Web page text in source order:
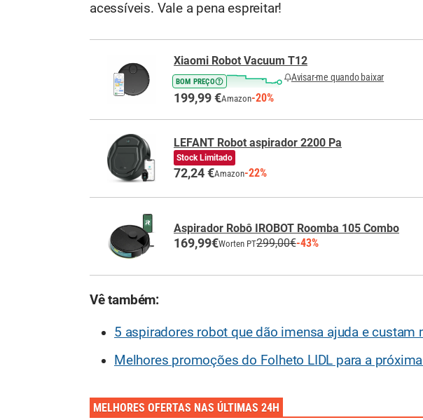
acessíveis. Vale a pena espreitar!
Xiaomi Robot Vacuum T12
BOM PREÇO Avisar-me quando baixar
199,99 €Amazon-20%
LEFANT Robot aspirador 2200 Pa
Stock Limitado
72,24 €Amazon-22%
Aspirador Robô IROBOT Roomba 105 Combo
169,99€Worten PT299,00€-43%
Vê também:
5 aspiradores robot que dão imensa ajuda e custam
Melhores promoções do Folheto LIDL para a
MELHORES OFERTAS NAS ÚLTIMAS 24H